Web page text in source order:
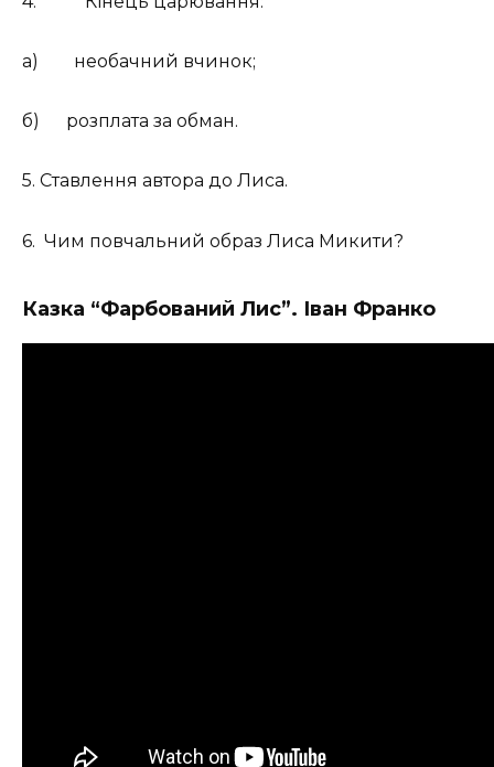
а) необачний вчинок;
б) розплата за обман.
5. Ставлення автора до Лиса.
6. Чим повчальний образ Лиса Микити?
Казка “Фарбований Лис”. Іван Франко